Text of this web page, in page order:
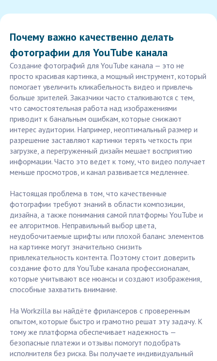
Почему важно качественно делать
фотографии для YouTube канала
Создание фотографий для YouTube канала — это не
просто красивая картинка, а мощный инструмент, который
помогает увеличить кликабельность видео и привлечь
больше зрителей. Заказчики часто сталкиваются с тем,
что самостоятельная работа над изображениями
приводит к банальным ошибкам, которые снижают
интерес аудитории. Например, неоптимальный размер и
разрешение заставляют картинки терять четкость при
загрузке, а перегруженный дизайн мешает восприятию
информации. Часто это ведет к тому, что видео получает
меньше просмотров, и канал развивается медленнее.
Настоящая проблема в том, что качественные
фотографии требуют знаний в области композиции,
дизайна, а также понимания самой платформы YouTube и
ее алгоритмов. Неправильный выбор цвета,
неудобочитаемые шрифты или плохой баланс элементов
на картинке могут значительно снизить
привлекательность контента. Поэтому стоит доверить
создание фото для YouTube канала профессионалам,
которые учитывают все нюансы и создают изображения,
способные захватить внимание.
На Workzilla вы найдёте фрилансеров с проверенным
опытом, которые быстро и грамотно решат эту задачу. К
тому же платформа обеспечивает надежность —
безопасные платежи и отзывы помогут подобрать
исполнителя без риска. Вы получаете индивидуальный